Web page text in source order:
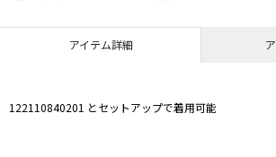
アイテム詳細
122110840201 とセットアップで着用可能